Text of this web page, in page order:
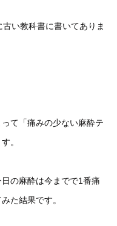
い教科書に書いてありま
て「痛みの少ない麻酔テ
。
の麻酔は今までで1番痛
た結果です。